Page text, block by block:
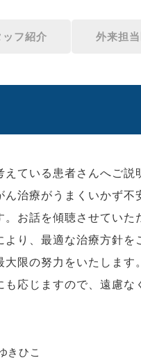
ッフ紹介 外来担
えている患者さんへご
ん治療がうまくいかず
お話を傾聴させてい
より、最適な治療方針
大限の努力をいたしま
応じますので、遠慮な
きひこ